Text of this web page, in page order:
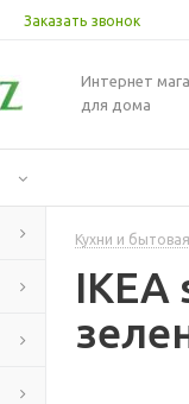
Заказать звонок
Интернет
для дома
Кухни и